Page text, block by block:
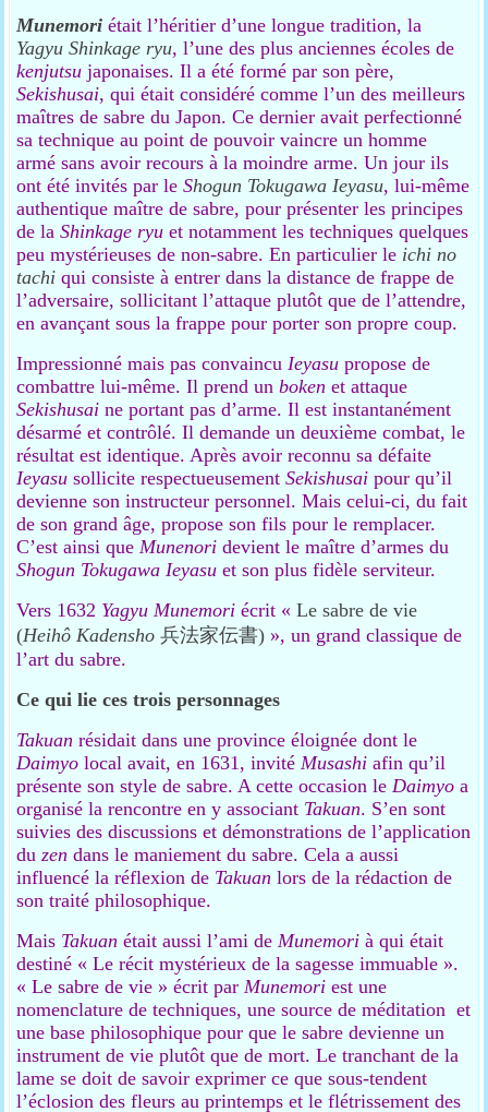
Munemori était l’héritier d’une longue tradition, la
Yagyu Shinkage ryu, l’une des plus anciennes écoles de
kenjutsu japonaises. Il a été formé par son père,
Sekishusai, qui était considéré comme l’un des meilleurs
maîtres de sabre du Japon. Ce dernier avait perfectionné
sa technique au point de pouvoir vaincre un homme
armé sans avoir recours à la moindre arme. Un jour ils
ont été invités par leShogun Tokugawa Ieyasu, lui-même
authentique maître de sabre, pour présenter les principes
de laShinkage ryu et notamment les techniques quelques
peu mystérieuses de non-sabre. En particulier le ichi no
tachi qui consiste à entrer dans la distance de frappe de
l’adversaire, sollicitant l’attaque plutôt que de l’attendre,
en avançant sous la frappe pour porter son propre coup.
Impressionné mais pas convaincuIeyasu propose de
combattre lui-même. Il prend unboken et attaque
Sekishusai ne portant pas d’arme. Il est instantanément
désarmé et contrôlé. Il demande un deuxième combat, le
résultat est identique. Après avoir reconnu sa défaite
Ieyasu sollicite respectueusementSekishusai pour qu’il
devienne son instructeur personnel. Mais celui-ci, du fait
de son grand âge, propose son fils pour le remplacer.
C’est ainsi queMunenori devient le maître d’armes du
Shogun Tokugawa Ieyasu et son plus fidèle serviteur.
Vers 1632 Yagyu Munemori écrit « Le sabre de vie
(Heihô Kadensho 兵法家伝書) », un grand classique de
l’art du sabre.
Ce qui lie ces trois personnages
Takuan résidait dans une province éloignée dont le
Daimyo local avait, en 1631, invitéMusashi afin qu’il
présente son style de sabre. A cette occasion leDaimyo a
organisé la rencontre en y associant Takuan. S’en sont
suivies des discussions et démonstrations de l’application
duzen dans le maniement du sabre. Cela a aussi
influencé la réflexion de Takuan lors de la rédaction de
son traité philosophique.
Mais Takuan était aussi l’ami deMunemori à qui était
destiné « Le récit mystérieux de la sagesse immuable ».
« Le sabre de vie » écrit parMunemori est une
nomenclature de techniques, une source de méditation et
une base philosophique pour que le sabre devienne un
instrument de vie plutôt que de mort. Le tranchant de la
lame se doit de savoir exprimer ce que sous-tendent
l’éclosion des fleurs au printemps et le flétrissement des